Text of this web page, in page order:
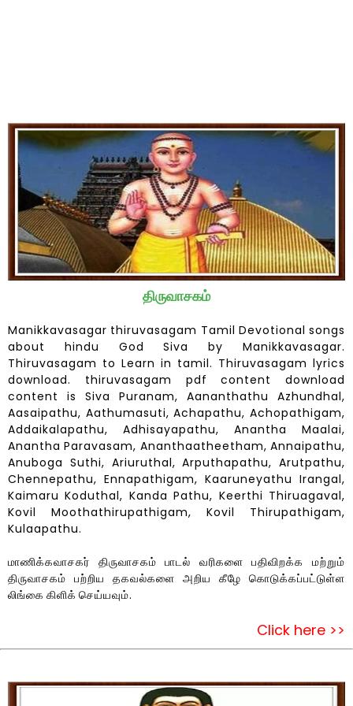
திருவாசகம்
Manikkavasagar thiruvasagam Tamil Devotional songs
about hindu God Siva by Manikkavasagar.
Thiruvasagam to Learn in tamil. Thiruvasagam lyrics
download. thiruvasagam pdf content download
content is Siva Puranam, Aananthathu Azhundhal,
Aasaipathu, Aathumasuti, Achapathu, Achopathigam,
Addaikalapathu, Adhisayapathu, Anantha Maalai,
Anantha Paravasam, Ananthaatheetham, Annaipathu,
Anuboga Suthi, Ariuruthal, Arputhapathu, Arutpathu,
Chennepathu, Ennapathigam, Kaaruneyathu Irangal,
Kaimaru Koduthal, Kanda Pathu, Keerthi Thiruagaval,
Kovil Moothathirupathigam, Kovil Thirupathigam,
Kulaapathu.
மாணிக்கவாசகர் திருவாசகம் பாடல் வரிகளை பதிவிறக்க மற்றும்
திருவாசகம் பற்றிய தகவல்களை அறிய கீழே கொடுக்கப்பட்டுள்ள
லிங்கை கிளிக் செய்யவும்.
Click here >>